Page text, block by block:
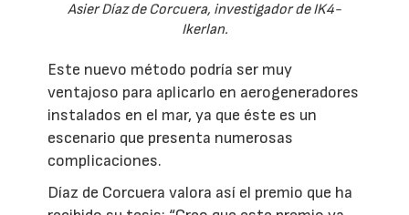
Asier Díaz de Corcuera, investigador de IK4-
Ikerlan.
Este nuevo método podría ser muy
ventajoso para aplicarlo en aerogeneradores
instalados en el mar, ya que éste es un
escenario que presenta numerosas
complicaciones.
Díaz de Corcuera valora así el premio que ha